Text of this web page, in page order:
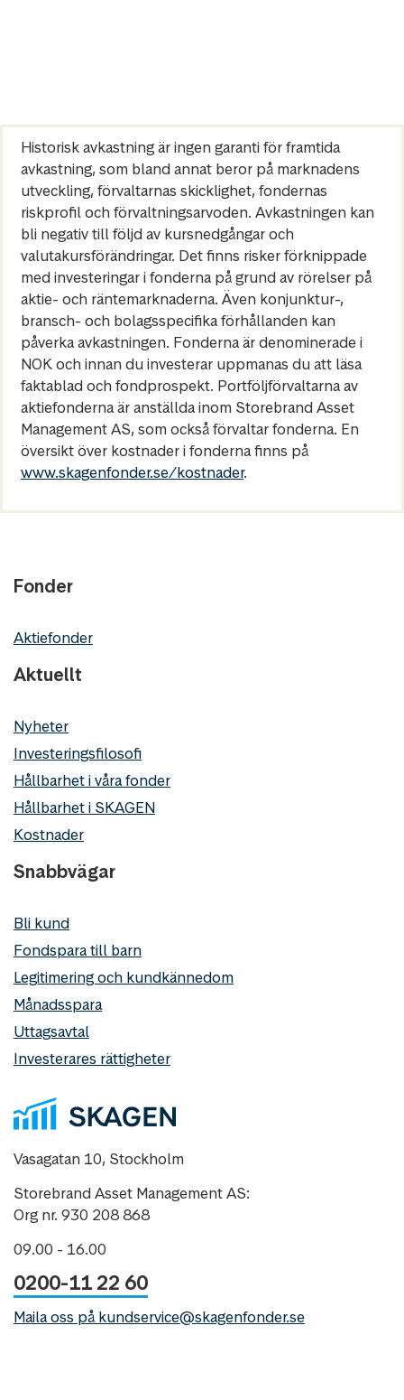
Historisk avkastning är ingen garanti för framtida
avkastning, som bland annat beror på marknadens
utveckling, förvaltarnas skicklighet, fondernas
riskprofil och förvaltningsarvoden. Avkastningen kan
bli negativ till följd av kursnedgångar och
valutakursförändringar. Det finns risker förknippade
med investeringar i fonderna på grund av rörelser på
aktie- och räntemarknaderna. Även konjunktur-,
bransch- och bolagsspecifika förhållanden kan
påverka avkastningen. Fonderna är denominerade i
NOK och innan du investerar uppmanas du att läsa
faktablad och fondprospekt. Portföljförvaltarna av
aktiefonderna är anställda inom Storebrand Asset
Management AS, som också förvaltar fonderna. En
översikt över kostnader i fonderna finns på
www.skagenfonder.se/kostnader.
Fonder
Aktiefonder
Aktuellt
Nyheter
Investeringsfilosofi
Hållbarhet i våra fonder
Hållbarhet i SKAGEN
Kostnader
Snabbvägar
Bli kund
Fondspara till barn
Legitimering och kundkännedom
Månadsspara
Uttagsavtal
Investerares rättigheter
Vasagatan 10, Stockholm
Storebrand Asset Management AS:
Org nr. 930 208 868
09.00 - 16.00
0200-11 22 60
Maila oss på kundservice@skagenfonder.se